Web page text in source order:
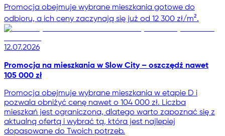
Promocja obejmuje wybrane mieszkania gotowe do
odbioru, a ich ceny zaczynają się już od 12 300 zł/m².
12.07.2026
Promocja na mieszkania w Slow City – oszczędź nawet
105 000 zł
Promocja obejmuje wybrane mieszkania w etapie D i
pozwala obniżyć cenę nawet o 104 000 zł. Liczba
mieszkań jest ograniczona, dlatego warto zapoznać się z
aktualną ofertą i wybrać tą, która jest najlepiej
dopasowane do Twoich potrzeb.